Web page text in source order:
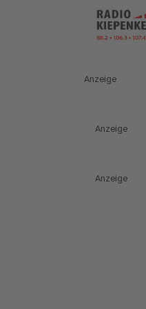
Anzeige
Anzeige
Anzeige